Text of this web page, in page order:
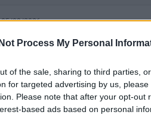
Process My Personal
of the sale, sharing to third parties,
for targeted advertising by us,
Please note that after your opt-out
based ads based on personal
05/08/2026
ΕΠΑΛ / ΙΕΚ - Βοηθοί
ΘΕΣΣΑΛΟΝΙΚΗΣ |
απασχόληση
1100 € - 1500 € ανά μήνα καθαρά